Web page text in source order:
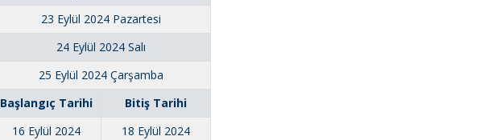
23 Eylül 2024 Pazartesi
24 Eylül 2024 Salı
25 Eylül 2024 Çarşamba
Başlangıç Tarihi
Bitiş Tarihi
16 Eylül 2024
18 Eylül 2024